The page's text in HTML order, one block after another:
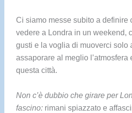
Ci siamo messe subito a definire
vedere a Londra in un weekend,
gusti e la voglia di muoverci solo
assaporare al meglio l’atmosfera
questa città.
Non c’è dubbio che girare per
fascino:rimani spiazzato e